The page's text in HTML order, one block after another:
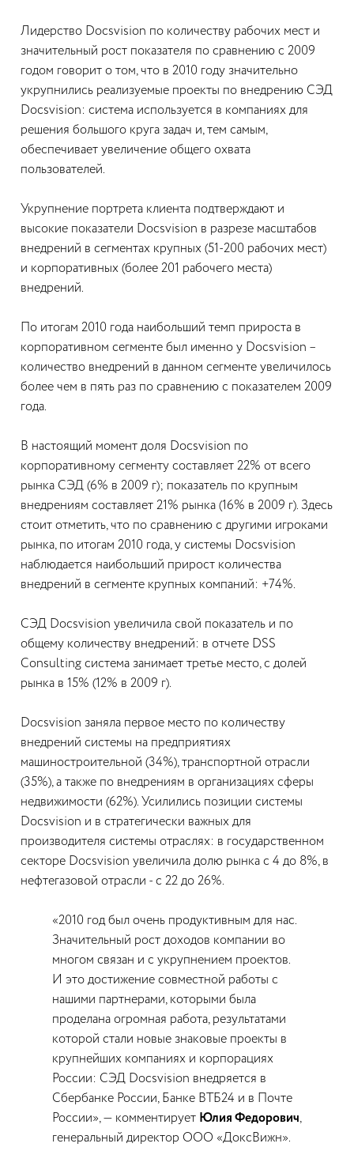
Лидерство Docsvision по количеству рабочих мест и
значительный рост показателя по сравнению с 2009
годом говорит о том, что в 2010 году значительно
укрупнились реализуемые проекты по внедрению СЭД
Docsvision: система используется в компаниях для
решения большого круга задач и, тем самым,
обеспечивает увеличение общего охвата
пользователей.
Укрупнение портрета клиента подтверждают и
высокие показатели Docsvision в разрезе масштабов
внедрений в сегментах крупных (51-200 рабочих мест)
и корпоративных (более 201 рабочего места)
внедрений.
По итогам 2010 года наибольший темп прироста в
корпоративном сегменте был именно у Docsvision –
количество внедрений в данном сегменте увеличилось
более чем в пять раз по сравнению с показателем 2009
года.
В настоящий момент доля Docsvision по
корпоративному сегменту составляет 22% от всего
рынка СЭД (6% в 2009 г); показатель по крупным
внедрениям составляет 21% рынка (16% в 2009 г). Здесь
стоит отметить, что по сравнению с другими игроками
рынка, по итогам 2010 года, у системы Docsvision
наблюдается наибольший прирост количества
внедрений в сегменте крупных компаний: +74%.
СЭД Docsvision увеличила свой показатель и по
общему количеству внедрений: в отчете DSS
Consulting система занимает третье место, с долей
рынка в 15% (12% в 2009 г).
Docsvision заняла первое место по количеству
внедрений системы на предприятиях
машиностроительной (34%), транспортной отрасли
(35%), а также по внедрениям в организациях сферы
недвижимости (62%). Усилились позиции системы
Docsvision и в стратегически важных для
производителя системы отраслях: в государственном
секторе Docsvision увеличила долю рынка с 4 до 8%, в
нефтегазовой отрасли - с 22 до 26%.
«2010 год был очень продуктивным для нас.
Значительный рост доходов компании во
многом связан и с укрупнением проектов.
И это достижение совместной работы с
нашими партнерами, которыми была
проделана огромная работа, результатами
которой стали новые знаковые проекты в
крупнейших компаниях и корпорациях
России: СЭД Docsvision внедряется в
Сбербанке России, Банке ВТБ24 и в Почте
России», — комментирует Юлия Федорович,
генеральный директор ООО «ДоксВижн».